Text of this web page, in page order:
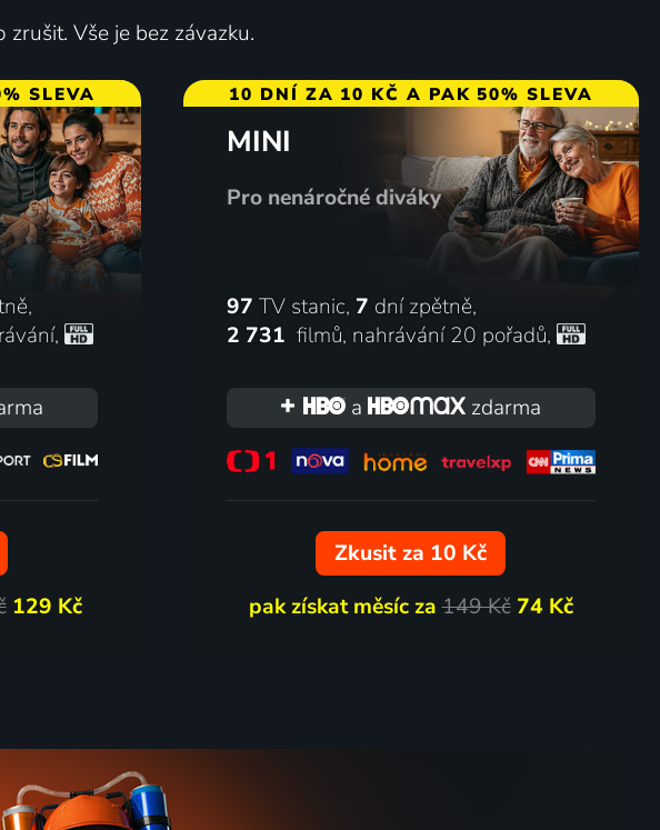
Vše je bez závazku.
SLEVA
,
129 Kč
10 DNÍ ZA 10 KČ A PAK 50% SLEVA
MINI
Pro nenáročné diváky
97 TV stanic, 7 dní zpětně,
2 731 filmů, nahrávání 20 pořadů,
a zdarma
Zkusit za 10 Kč
pak získat měsíc za149 Kč 74 Kč